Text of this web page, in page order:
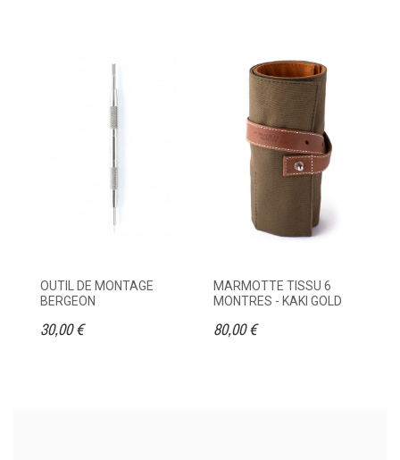
OUTIL DE MONTAGE
BERGEON
30,00 €
MARMOTTE TISSU 6
MONTRES - KAKI GOLD
80,00 €